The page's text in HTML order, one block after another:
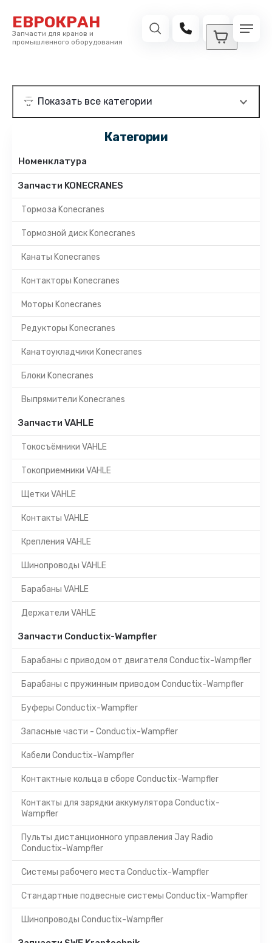
ЕВРОКРАН
Запчасти для кранов и
промышленного оборудования
Категории
Номенклатура
Запчасти KONECRANES
Тормоза Konecranes
Тормозной диск Konecranes
Канаты Konecranes
Контакторы Konecranes
Моторы Konecranes
Редукторы Konecranes
Канатоукладчики Konecranes
Блоки Konecranes
Выпрямители Konecranes
Запчасти VAHLE
Токосъёмники VAHLE
Токоприемники VAHLE
Щетки VAHLE
Контакты VAHLE
Крепления VAHLE
Шинопроводы VAHLE
Барабаны VAHLE
Держатели VAHLE
Запчасти Conductix-Wampfler
Барабаны с приводом от двигателя Conductix-Wampfler
Барабаны с пружинным приводом Conductix-Wampfler
Буферы Conductix-Wampfler
Запасные части - Conductix-Wampfler
Кабели Conductix-Wampfler
Контактные кольца в сборе Conductix-Wampfler
Контакты для зарядки аккумулятора Conductix-
Wampfler
Пульты дистанционного управления Jay Radio
Conductix-Wampfler
Системы рабочего места Conductix-Wampfler
Стандартные подвесные системы Conductix-Wampfler
Шинопроводы Conductix-Wampfler